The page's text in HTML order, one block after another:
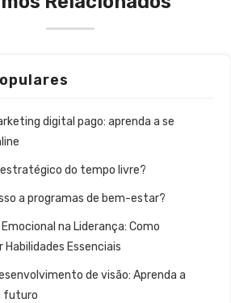
digital pago: aprenda a se
estratégico do tempo livre?
a programas de bem-estar?
na Liderança: Como
Habilidades Essenciais
de visão: Aprenda a
futuro